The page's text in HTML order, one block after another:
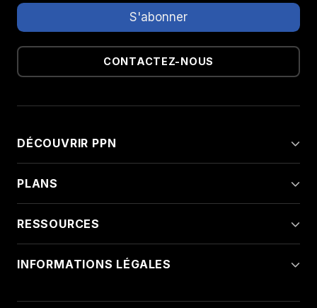
CONTACTEZ-NOUS
DÉCOUVRIR PPN
PLANS
RESSOURCES
INFORMATIONS LÉGALES